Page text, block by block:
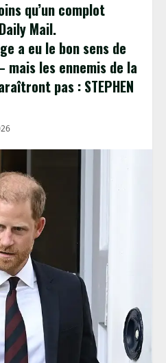
qu’un complot
Mail.
a eu le bon sens de
les ennemis de la
pas : STEPHEN